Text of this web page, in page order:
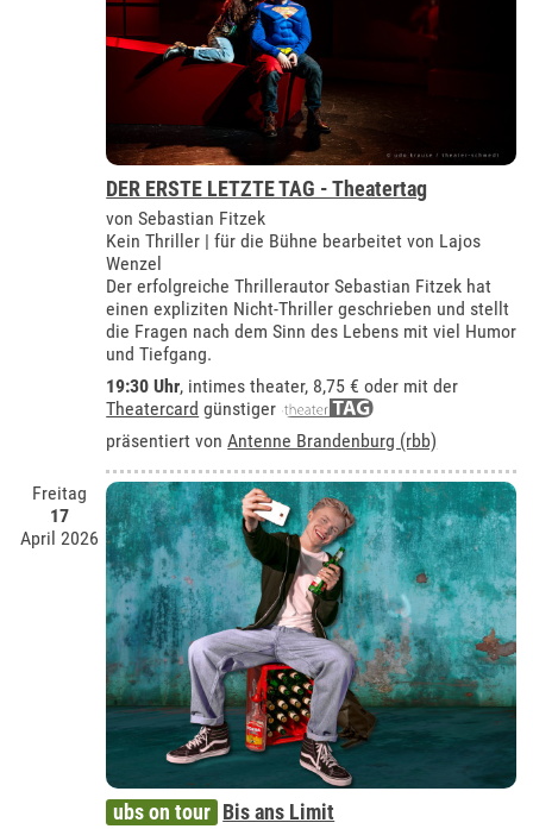
DER ERSTE LETZTE TAG - Theatertag
von Sebastian Fitzek
Kein Thriller | für die Bühne bearbeitet von Lajos
Wenzel
Der erfolgreiche Thrillerautor Sebastian Fitzek hat
einen expliziten Nicht-Thriller geschrieben und stellt
die Fragen nach dem Sinn des Lebens mit viel Humor
und Tiefgang.
19:30 Uhr, intimes theater, 8,75 € oder mit der
Theatercard günstiger
präsentiert vonAntenne Brandenburg (rbb)
Freitag
17
April 2026
ubs on tour Bis ans Limit